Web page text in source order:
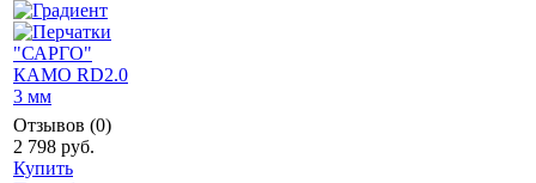
Отзывов (0)
2 798 руб.
Купить